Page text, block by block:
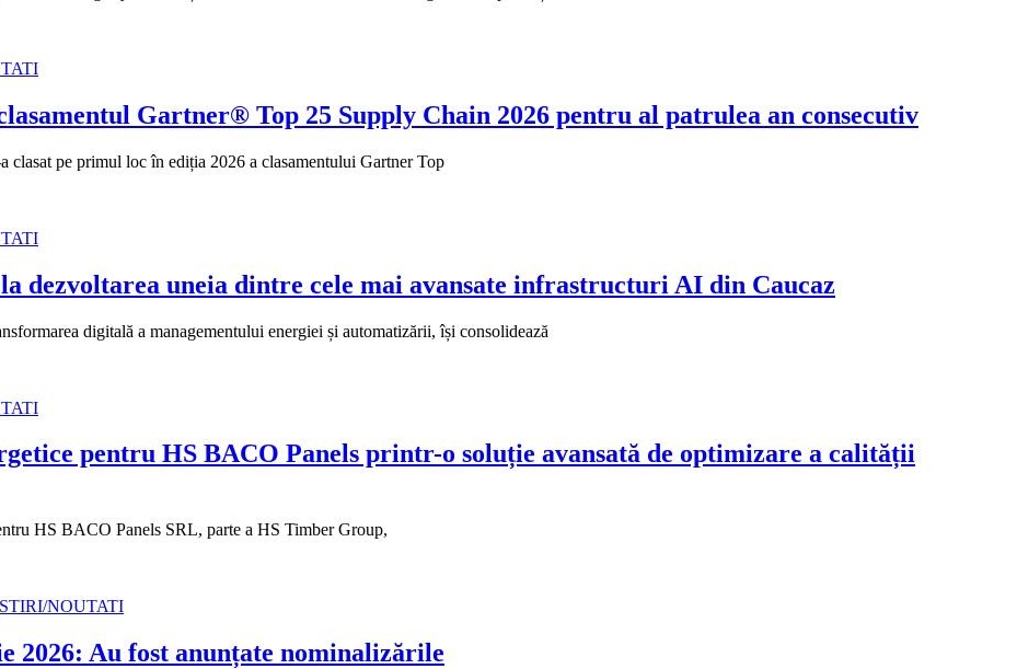
Gartner® Top 25 Supply Chain 2026 pentru al patrulea an consecutiv
pe primul loc în ediția 2026 a clasamentului Gartner Top
dezvoltarea uneia dintre cele mai avansate infrastructuri AI din Caucaz
digitală a managementului energiei și automatizării, își consolidează
pentru HS BACO Panels printr-o soluție avansată de optimizare a calității
HS BACO Panels SRL, parte a HS Timber Group,
STIRI/NOUTATI
2026: Au fost anunțate nominalizările